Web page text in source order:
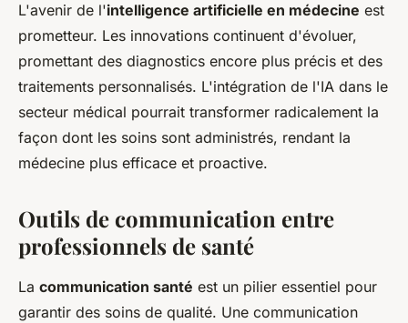
L'avenir de l'intelligence artificielle en médecine est
prometteur. Les innovations continuent d'évoluer,
promettant des diagnostics encore plus précis et des
traitements personnalisés. L'intégration de l'IA dans le
secteur médical pourrait transformer radicalement la
façon dont les soins sont administrés, rendant la
médecine plus efficace et proactive.
Outils de communication entre
professionnels de santé
La communication santé est un pilier essentiel pour
garantir des soins de qualité. Une communication